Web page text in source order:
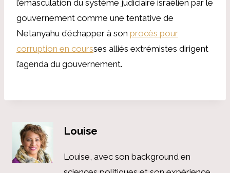
l’émasculation du système judiciaire israélien par le
gouvernement comme une tentative de
Netanyahu d’échapper à son procès pour
corruption en coursses alliés extrémistes dirigent
l’agenda du gouvernement.
Louise
Louise, avec son background en